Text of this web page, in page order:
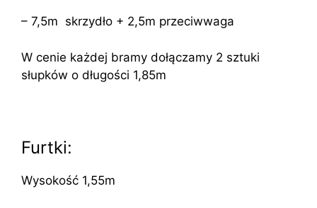
– 7,5m skrzydło + 2,5m przeciwwaga
W cenie każdej bramy dołączamy 2 sztuki
słupków o długości 1,85m
Furtki:
Wysokość 1,55m